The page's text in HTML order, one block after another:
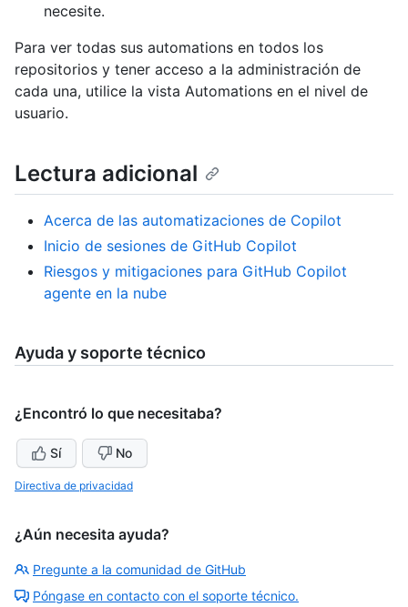
necesite.
Para ver todas sus automations en todos los
repositorios y tener acceso a la administración de
cada una, utilice la vista Automations en el nivel de
usuario.
Lectura adicional
Acerca de las automatizaciones de Copilot
Inicio de sesiones de GitHub Copilot
Riesgos y mitigaciones para GitHub Copilot
agente en la nube
Ayuda y soporte técnico
¿Encontró lo que necesitaba?
Sí No
Directiva de privacidad
¿Aún necesita ayuda?
Pregunte a la comunidad de GitHub
Póngase en contacto con el soporte técnico.